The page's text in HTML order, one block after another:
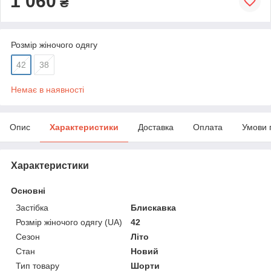
Розмір жіночого одягу
42 38
Немає в наявності
Опис Характеристики Доставка Оплата Умови
Характеристики
Основні
Застібка
Блискавка
Розмір жіночого одягу (UA)
42
Сезон
Літо
Стан
Новий
Тип товару
Шорти